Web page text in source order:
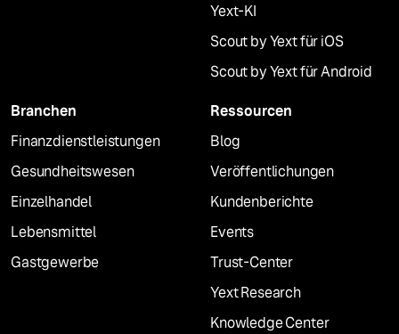
Yext-KI
Scout by Yext für iOS
Scout by Yext für Android
Branchen
Finanzdienstleistungen
Gesundheitswesen
Einzelhandel
Lebensmittel
Gastgewerbe
Ressourcen
Blog
Veröffentlichungen
Kundenberichte
Events
Trust-Center
Yext Research
Knowledge Center